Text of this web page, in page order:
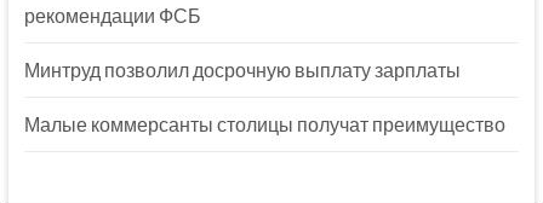
рекомендации ФСБ
Минтруд позволил досрочную выплату зарплаты
Малые коммерсанты столицы получат преимущество